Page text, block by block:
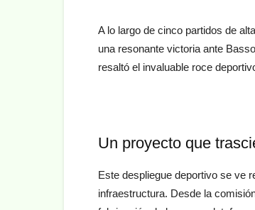
A lo largo de cinco partidos de
una resonante victoria ante
resaltó el invaluable roce
Un proyecto que
Este despliegue deportivo se ve
infraestructura. Desde la